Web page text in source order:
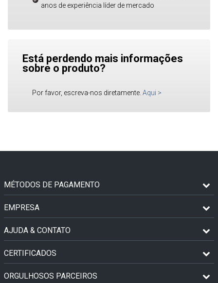
anos de experiência líder de mercado
Está perdendo mais informações
sobre o produto?
Por favor, escreva-nos diretamente. Aqui >
MÉTODOS DE PAGAMENTO
EMPRESA
AJUDA & CONTATO
CERTIFICADOS
ORGULHOSOS PARCEIROS